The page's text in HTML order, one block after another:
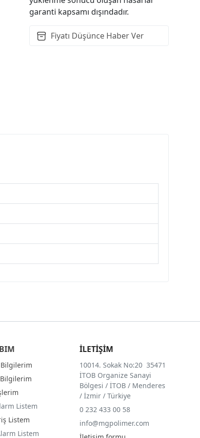
garanti kapsamı dışındadır.
Fiyatı Düşünce Haber Ver
Listem
Listem
Listem
İLETİŞİM
10014. Sokak No:20 35471
İTOB Organize Sanayi
Bölgesi / İTOB / Menderes
/ İzmir / Türkiye
0 232 433 00 58
info@mgpolimer.com